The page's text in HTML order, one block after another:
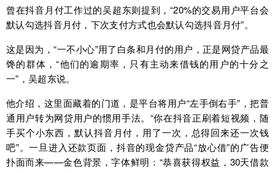
曾在抖音月付工作过的吴超东则提到，“20%的交易用户平台会
默认勾选抖音月付，下次支付方式也会默认勾选抖音月付”。
这是因为，“一不小心”用了白条和月付的用户，正是网贷产品最
馋的群体，“他们的逾期率，只有主动来借钱的用户的十分之
一”，吴超东说。
他介绍，这里面藏着的门道，是平台将用户“左手倒右手”，把普
通用户转为网贷用户的惯用手法。“你在抖音正刷着短视频，随
手买个小东西，默认抖音月付，用了一次，总得回来还一次钱
吧”。一旦进入还款页面，抖音的现金贷产品“放心借”的广告便
扑面而来——金色背景，字体鲜明：“恭喜获得权益，30天借款